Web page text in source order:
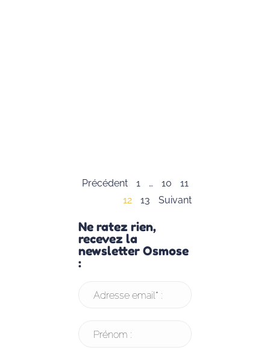
Précédent 1 … 10
11
12
13 Suivant
Ne ratez rien,
recevez la
newsletter Osmose
:
Adresse email* :
Prénom :